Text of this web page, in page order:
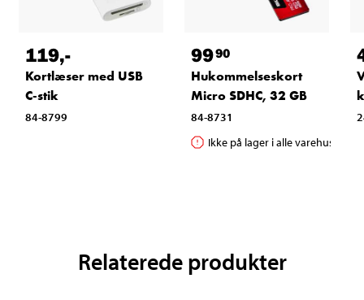
119,-
Kortlæser med USB
C-stik
84-8799
9990
Hukommelseskort
Micro SDHC, 32 GB
84-8731
Ikke på lager i alle varehuse
Relaterede produkter